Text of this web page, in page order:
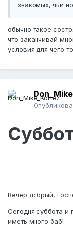
знакомых, чьи
обычно такое
что заканчивай
условия для чего
Вечер добрый,
Сегодня суббота
иметь много баб!